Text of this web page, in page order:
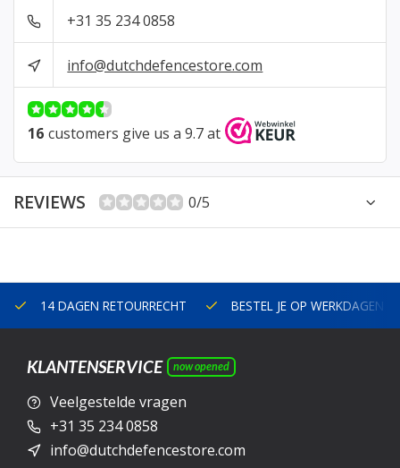
+31 35 234 0858
info@dutchdefencestore.com
16 customers give us a 9.7 at
REVIEWS 0/5
14 DAGEN RETOURRECHT BESTEL JE OP WERKDAGEN
KLANTENSERVICE now opened
Veelgestelde vragen
+31 35 234 0858
info@dutchdefencestore.com